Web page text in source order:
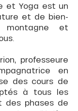
et Yoga est un
et de bien-
et
professeure
en
des cours de
à tous les
des phases de